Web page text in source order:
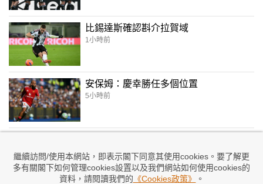
繼續訪問/使用本網站，即表示閣下同意其使用cookies。要了解更
多有關閣下如何管理cookies設置以及我們網站如何使用cookies的
資料，請閱讀我們的 《Cookies政策》 。
比錫達斯確認斟介拉賀域
1小時前
安保姆：慶幸勝任多個位置
5小時前
7小時前